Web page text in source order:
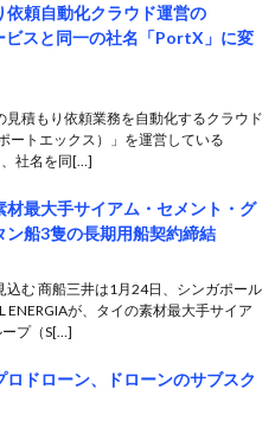
依頼自動化クラウド運営の
ビスと同一の社名「PortX」に変
見積もり依頼業務を自動化するクラウド
ートエックス）」を運営している
、社名を同[…]
材最大手サイアム・セメント・グ
ン船3隻の長期用船契約締結
込む 商船三井は1月24日、シンガポール
ENERGIAが、タイの素材最大手サイア
プ（S[…]
ロドローン、ドローンのサブスク